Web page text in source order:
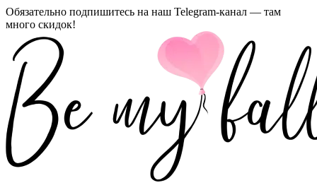
Обязательно подпишитесь на наш Telegram-канал — там
много скидок!